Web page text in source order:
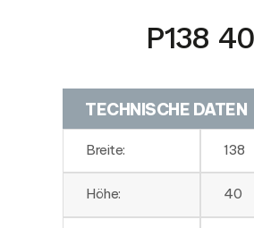
P138 40
TECHNISCHE DATEN
Breite: 138
Höhe: 40